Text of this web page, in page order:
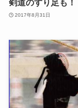
剣道のすり足も！
2017年8月31日